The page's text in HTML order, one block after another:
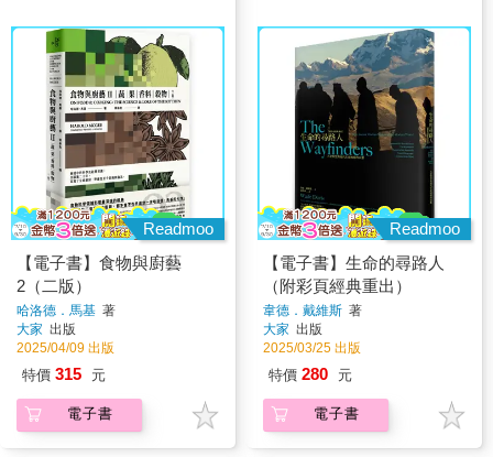
Readmoo
【電子書】食物與廚藝
2（二版）
哈洛德．馬基 著
大家 出版
2025/04/09 出版
特價 315 元
電子書
Readmoo
【電子書】生命的尋路人
（附彩頁經典重出）
韋德．戴維斯 著
大家 出版
2025/03/25 出版
特價 280 元
電子書